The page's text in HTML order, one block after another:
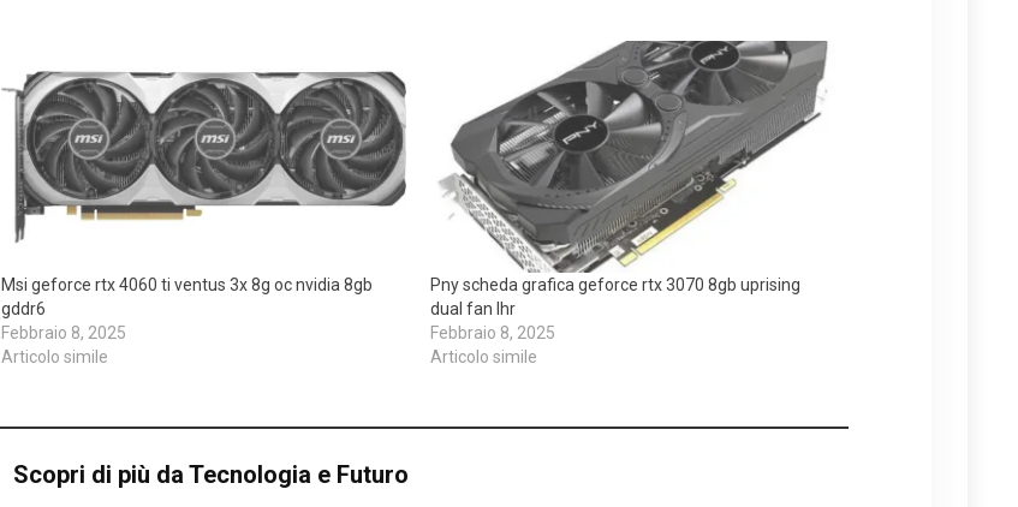
Msi geforce rtx 4060 ti ventus 3x 8g oc nvidia 8gb
gddr6
Febbraio 8, 2025
Articolo simile
Pny scheda grafica geforce rtx 3070 8gb uprising
dual fan lhr
Febbraio 8, 2025
Articolo simile
Scopri di più da Tecnologia e Futuro